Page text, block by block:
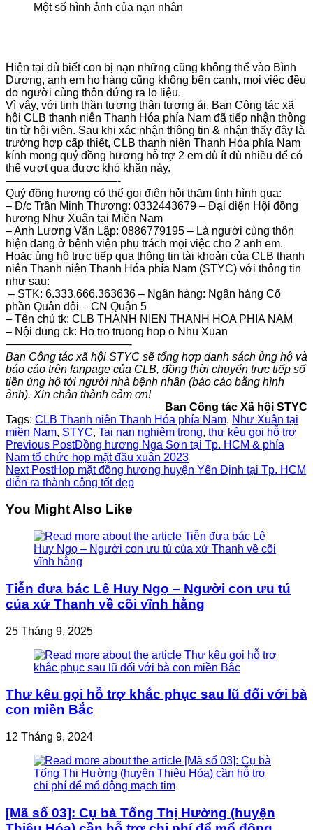
Một số hình ảnh của nạn nhân
Hiện tại dù biết con bị nạn những cũng không thể vào Bình
Dương, anh em họ hàng cũng không bên cạnh, mọi việc đều
do người cùng thôn đứng ra lo liệu.
Vì vậy, với tinh thần tương thân tương ái, Ban Công tác xã
hội CLB thanh niên Thanh Hóa phía Nam đã tiếp nhận thông
tin từ hội viên. Sau khi xác nhận thông tin & nhận thấy đây là
trường hợp cấp thiết, CLB thanh niên Thanh Hóa phía Nam
kính mong quý đồng hương hỗ trợ 2 em dù ít dù nhiều để có
thể vượt qua được khó khăn này.
——————————-
Quý đồng hương có thể gọi điện hỏi thăm tình hình qua:
– Đ/c Trần Minh Thương: 0332443679 – Đại diện Hội đồng
hương Như Xuân tại Miền Nam
– Anh Lương Văn Lập: 0886779195 – Là người cùng thôn
hiện đang ở bệnh viện phụ trách mọi việc cho 2 anh em.
Hoặc ủng hộ trực tiếp qua thông tin tài khoản của CLB thanh
niên Thanh niên Thanh Hóa phía Nam (STYC) với thông tin
như sau:
– STK: 6.333.666.363636 – Ngân hàng: Ngân hàng Cổ
phần Quân đội – CN Quận 5
– Tên chủ tk: CLB THANH NIEN THANH HOA PHIA NAM
– Nội dung ck: Ho tro truong hop o Nhu Xuan
———————————-
Ban Công tác xã hội STYC sẽ tổng hợp danh sách ủng hộ và
báo cáo trên fanpage của CLB, đồng thời chuyển trực tiếp số
tiền ủng hộ tới người nhà bệnh nhân (báo cáo bằng hình
ảnh). Xin chân thành cảm ơn!
Ban Công tác Xã hội STYC
Tags: CLB Thanh niên Thanh Hóa phía Nam, Như Xuân tại
miền Nam, STYC, Tai nạn nghiệm trọng, thư kêu gọi hỗ trợ
Read
more
articles
Previous PostĐồng hương Nga Sơn tại Tp. HCM & phía
Nam tổ chức họp mặt đầu xuân 2023
Next PostHọp mặt đồng hương huyện Yên Định tại Tp. HCM
diễn ra thành công tốt đẹp
You Might Also Like
Tiễn đưa bác Lê Huy Ngọ – Người con ưu tú
của xứ Thanh về cõi vĩnh hằng
25 Tháng 9, 2025
Thư kêu gọi hỗ trợ khắc phục sau lũ đối với bà
con miền Bắc
12 Tháng 9, 2024
[Mã số 03]: Cụ bà Tống Thị Hường (huyện